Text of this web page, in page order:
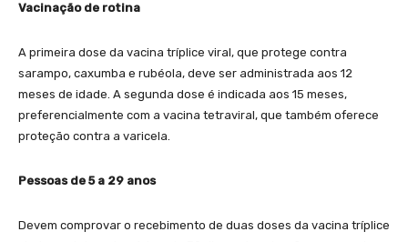
Vacinação de rotina
A primeira dose da vacina tríplice viral, que protege contra
sarampo, caxumba e rubéola, deve ser administrada aos 12
meses de idade. A segunda dose é indicada aos 15 meses,
preferencialmente com a vacina tetraviral, que também oferece
proteção contra a varicela.
Pessoas de 5 a 29 anos
Devem comprovar o recebimento de duas doses da vacina tríplice